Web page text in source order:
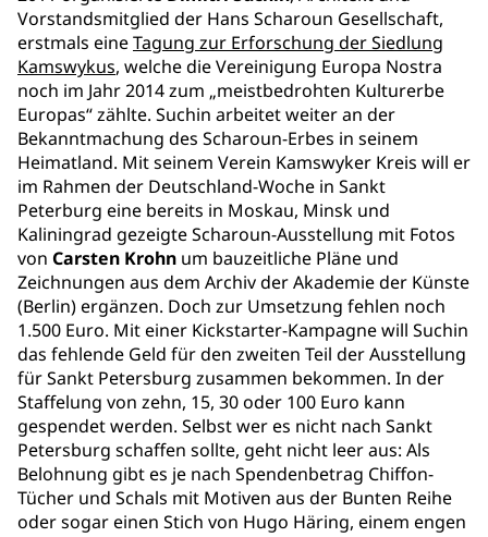
Vorstandsmitglied der Hans Scharoun Gesellschaft,
erstmals eineTagung zur Erforschung der Siedlung
Kamswykus, welche die Vereinigung Europa Nostra
noch im Jahr 2014 zum „meistbedrohten Kulturerbe
Europas“ zählte. Suchin arbeitet weiter an der
Bekanntmachung des Scharoun-Erbes in seinem
Heimatland. Mit seinem Verein Kamswyker Kreis will er
im Rahmen der Deutschland-Woche in Sankt
Peterburg eine bereits in Moskau, Minsk und
Kaliningrad gezeigte Scharoun-Ausstellung mit Fotos
von Carsten Krohn um bauzeitliche Pläne und
Zeichnungen aus dem Archiv der Akademie der Künste
(Berlin) ergänzen. Doch zur Umsetzung fehlen noch
1.500 Euro. Mit einer Kickstarter-Kampagne will Suchin
das fehlende Geld für den zweiten Teil der Ausstellung
für Sankt Petersburg zusammen bekommen. In der
Staffelung von zehn, 15, 30 oder 100 Euro kann
gespendet werden. Selbst wer es nicht nach Sankt
Petersburg schaffen sollte, geht nicht leer aus: Als
Belohnung gibt es je nach Spendenbetrag Chiffon-
Tücher und Schals mit Motiven aus der Bunten Reihe
oder sogar einen Stich von Hugo Häring, einem engen